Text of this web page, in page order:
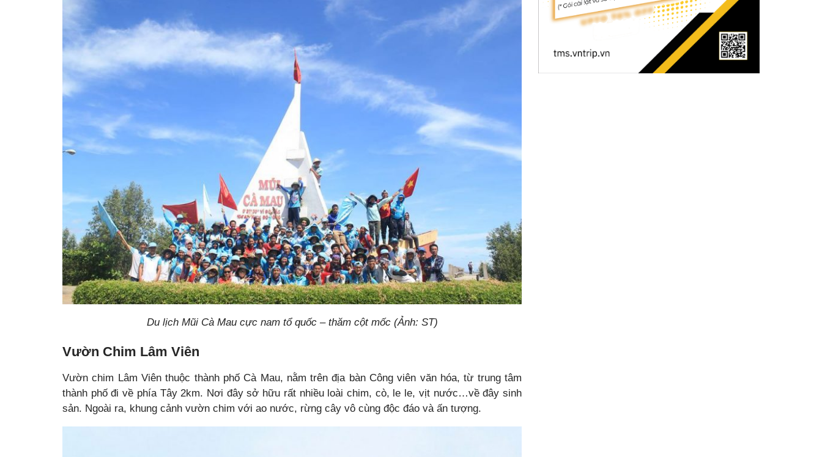
Du lịch Mũi Cà Mau cực nam tổ quốc – thăm cột mốc (Ảnh: ST)
Vườn Chim Lâm Viên
Vườn chim Lâm Viên thuộc thành phố Cà Mau, nằm trên địa bàn Công viên văn hóa, từ trung tâm
thành phố đi về phía Tây 2km. Nơi đây sở hữu rất nhiều loài chim, cò, le le, vịt nước…về đây sinh
sản. Ngoài ra, khung cảnh vườn chim với ao nước, rừng cây vô cùng độc đáo và ấn tượng.